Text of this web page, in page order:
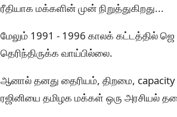
ரீதியாக மக்களின் முன் நிறுத்துகிறது...
மேலும் 1991 - 1996 காலக் கட்டத்தில்
தெரிந்திருக்க வாய்பில்லை.
ஆனால் தனது தைரியம், திறமை,
ரஜினியை தமிழக மக்கள் ஒரு அரசியல்